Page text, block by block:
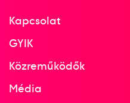
Medencés 200m pillangó
2013
Kapcsolat
GYIK
Közreműködők
Média